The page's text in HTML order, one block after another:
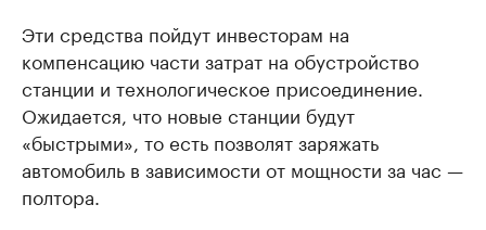
Эти средства пойдут инвесторам на
компенсацию части затрат на обустройство
станции и технологическое присоединение.
Ожидается, что новые станции будут
«быстрыми», то есть позволят заряжать
автомобиль в зависимости от мощности за час —
полтора.